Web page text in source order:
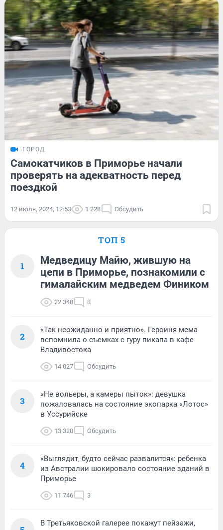
ГОРОД
Самокатчиков в Приморье начали
проверять на адекватность перед
поездкой
12 июля, 2024, 12:53 1 228 Обсудить
ТОП 5
1
Медведицу Майю, жившую на
цепи в Приморье, познакомили с
гималайским медведем Фиником
22 348 8
2
«Так неожиданно и приятно». Героиня мема
вспомнила о съемках с гуру пикапа в кафе
Владивостока
14 027 Обсудить
3
«Не вольеры, а камеры пыток»: девушка
пожаловалась на состояние экопарка «Лотос»
в Уссурийске
13 320 Обсудить
4
«Выглядит, будто сейчас развалится»: ребенка
из Австралии шокировало состояние зданий в
Приморье
11 746 3
В Третьяковской галерее покажут пейзажи,